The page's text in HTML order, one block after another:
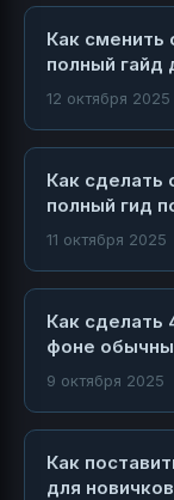
Как сменить
полный гайд
12 октября 2025
Как
полный гид
11 октября 2025
Как сделать
фоне
9 октября 2025
Как
для